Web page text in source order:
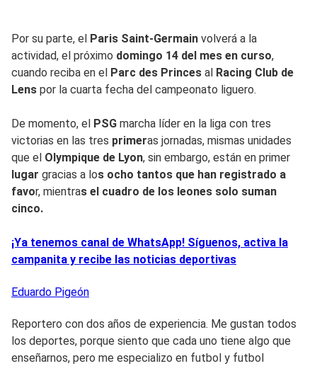
Por su parte, el Paris Saint-Germain volverá a la
actividad, el próximo domingo 14 del mes en curso,
cuando reciba en el Parc des Princes al Racing Club de
Lens por la cuarta fecha del campeonato liguero.
De momento, el PSG marcha líder en la liga con tres
victorias en las tres primeras jornadas, mismas unidades
que el Olympique de Lyon, sin embargo, están en primer
lugar gracias a los ocho tantos que han registrado a
favor, mientras el cuadro de los leones solo suman
cinco.
¡Ya tenemos canal de WhatsApp! Síguenos, activa la
campanita y recibe las noticias deportivas
Eduardo Pigeón
Reportero con dos años de experiencia. Me gustan todos
los deportes, porque siento que cada uno tiene algo que
enseñarnos, pero me especializo en futbol y futbol